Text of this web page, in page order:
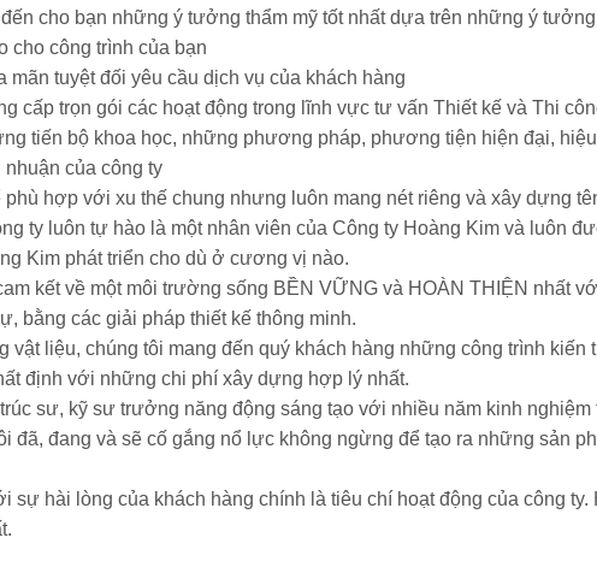
cho bạn những ý tưởng thẩm mỹ tốt nhất dựa trên những ý tưởng
cho công trình của bạn
tuyệt đối yêu cầu dịch vụ của khách hàng
trọn gói các hoạt động trong lĩnh vực tư vấn Thiết kế và Thi
tiến bộ khoa học, những phương pháp, phương tiện hiện đại,
của công ty
hợp với xu thế chung nhưng luôn mang nét riêng và xây dựng
luôn tự hào là một nhân viên của Công ty Hoàng Kim và luôn
Kim phát triển cho dù ở cương vị nào.
kết về một môi trường sống BỀN VỮNG và HOÀN THIỆN nhất
bằng các giải pháp thiết kế thông minh.
vật liệu, chúng tôi mang đến quý khách hàng những công trình kiến
định với những chi phí xây dựng hợp lý nhất.
sư, kỹ sư trưởng năng động sáng tạo với nhiều năm kinh
đã, đang và sẽ cố gắng nổ lực không ngừng để tạo ra những sản
sự hài lòng của khách hàng chính là tiêu chí hoạt động của công